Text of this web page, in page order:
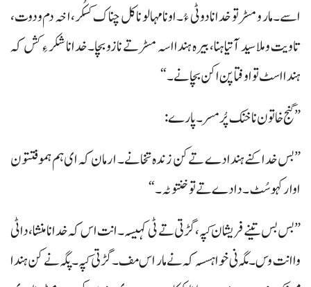
اسے۔ مار و مسڑ تو خدانا دوٹی ءُ۔ اونا مہالو نا کل چناک کسکُر، اخہ دم ودوت،
تاویت و ملا سید آتیا ہنا، بیرہ ہندا اسہ مسڑ تے نازو بچا۔ خدانا شکر ءِ کش کہ
ہندا اسٹ تو اوفتا پن اکن بچانے۔“
”گنج خاتون نا خنک پُر مسر۔ پارے:
”بس خدا کنے ہندادے تے کن زندہ تخانے۔ ارمان کہ ای ہم ہموفتتون
اوار کہوسُٹ۔ دادے تے تو خنتوٹہ۔“
”بس بس تینے فریشان کپہ، گڑتی تے ٹی کہیسہ۔ انت اس کہ خدانا منشا، داٹی
وا انت وس۔ مگہ نی خواہسسہ کہ نے مار اس مف۔ گڑتی کپہ۔ پگہ نے کن ہندا